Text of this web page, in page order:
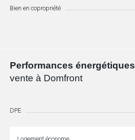
Bien en copropriété
Performances énergétiques
vente à Domfront
DPE